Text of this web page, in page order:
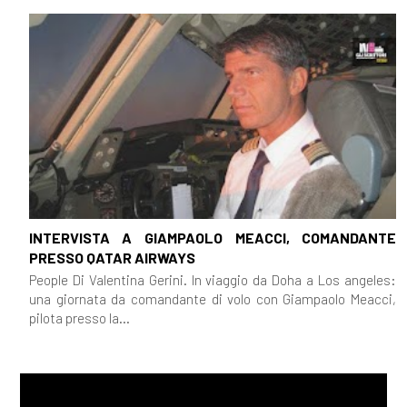
[05] Denti bianchi, di Zadie
Smith: pagina 69
Novembre 2018
[28]Il Dottor Zivago, di Boris
Pasternak: pagina 69
[07] Revolutionary Road, di
Richard Yates: pagina 69
Ottobre 2018
[31]Il blu che non è un colore,
INTERVISTA A GIAMPAOLO MEACCI, COMANDANTE
PRESSO QATAR AIRWAYS
People Di Valentina Gerini. In viaggio da Doha a Los angeles:
una giornata da comandante di volo con Giampaolo Meacci,
pilota presso la...